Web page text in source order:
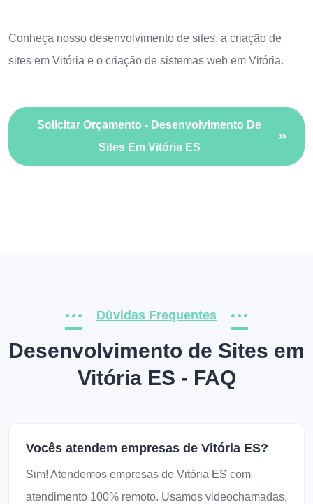
Conheça nosso desenvolvimento de sites, a criação de
sites em Vitória e o criação de sistemas web em Vitória.
Solicitar Orçamento - Desenvolvimento De
Sites Em Vitória ES
Dúvidas Frequentes
Desenvolvimento de Sites em
Vitória ES - FAQ
Vocês atendem empresas de Vitória ES?
Sim! Atendemos empresas de Vitória ES com
atendimento 100% remoto. Usamos videochamadas,